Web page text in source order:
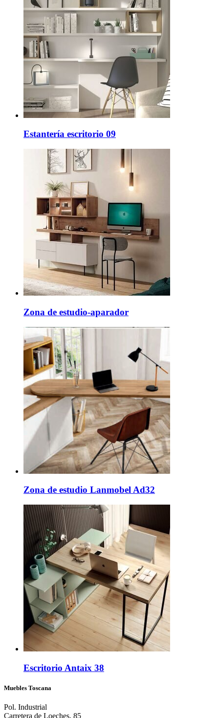
Estantería escritorio 09
Zona de estudio-aparador
Zona de estudio Lanmobel Ad32
Escritorio Antaix 38
Muebles Toscana
Pol. Industrial
Carretera de Loeches, 85